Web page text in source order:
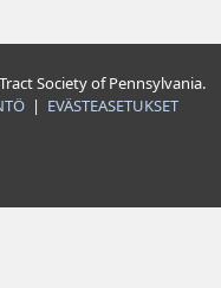
Society of Pennsylvania.
| EVÄSTEASETUKSET